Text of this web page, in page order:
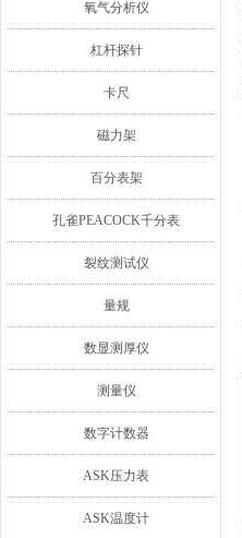
氧气分析仪
杠杆探针
卡尺
磁力架
百分表架
孔雀PEACOCK千分表
裂纹测试仪
量规
数显测厚仪
测量仪
数字计数器
ASK压力表
ASK温度计